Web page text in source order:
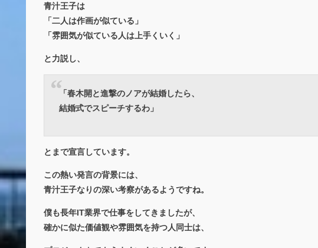
青汁王子は
「二人は作画が似ている」
「雰囲気が似ている人は上手くいく」
と力説し、
「春木開と進撃のノアが結婚したら、
結婚式でスピーチするわ」
とまで宣言しています。
この熱い発言の背景には、
青汁王子なりの深い考察があるようですね。
僕も長年IT業界で仕事をしてきましたが、
確かに似た価値観や雰囲気を持つ人同士は、